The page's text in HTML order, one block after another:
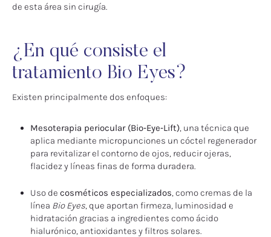
de esta área sin cirugía.
¿En qué consiste el
tratamiento Bio Eyes?
Existen principalmente dos enfoques:
Mesoterapia periocular (Bio‑Eye‑Lift), una técnica que
aplica mediante micropunciones un cóctel regenerador
para revitalizar el contorno de ojos, reducir ojeras,
flacidez y líneas finas de forma duradera.
Uso de cosméticos especializados , como cremas de la
línea Bio Eyes , que aportan firmeza, luminosidad e
hidratación gracias a ingredientes como ácido
hialurónico, antioxidantes y filtros solares.